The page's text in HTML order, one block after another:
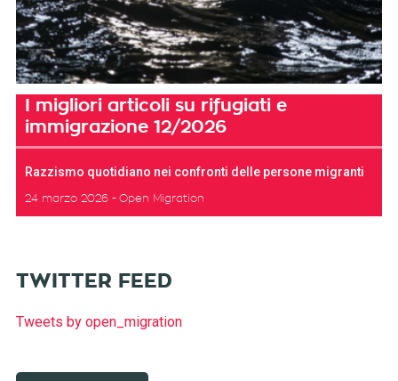
I migliori articoli su rifugiati e
immigrazione 12/2026
Razzismo quotidiano nei confronti delle persone migranti
24 marzo 2026 Open Migration
TWITTER FEED
Tweets by open_migration